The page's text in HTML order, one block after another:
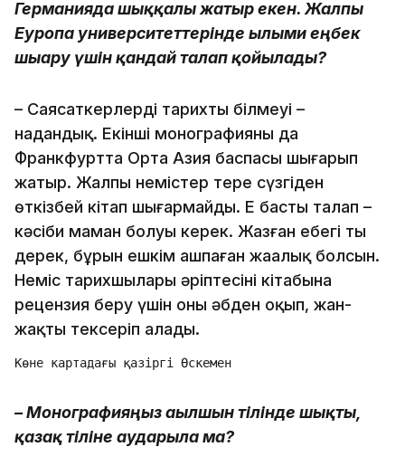
Германияда шыққалы жатыр екен. Жалпы
Еуропа университеттерінде ғылыми еңбек
шығару үшін қандай талап қойылады?
– Саясаткерлердің тарихты білмеуі –
надандық. Екінші монографияны да
Франкфуртта Орта Азия баспасы шығарып
жатыр. Жалпы немістер терең сүзгіден
өткізбей кітап шығармайды. Ең басты талап –
кәсіби маман болуың керек. Жазған еңбегің тың
дерек, бұрын ешкім ашпаған жаңалық болсын.
Неміс тарихшылары әріптесінің кітабына
рецензия беру үшін оны әбден оқып, жан-
жақты тексеріп алады.
Көне картадағы қазіргі Өскемен
– Монографияңыз ағылшын тілінде шықты,
қазақ тіліне аударыла ма?